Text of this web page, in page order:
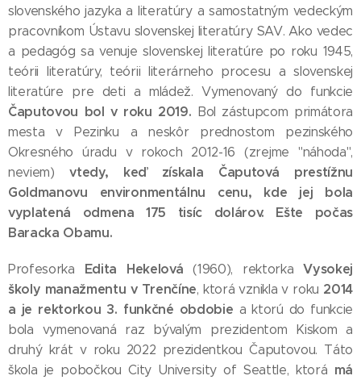
slovenského jazyka a literatúry a samostatným vedeckým
pracovníkom Ústavu slovenskej literatúry SAV. Ako vedec
a pedagóg sa venuje slovenskej literatúre po roku 1945,
teórii literatúry, teórii literárneho procesu a slovenskej
literatúre pre deti a mládež. Vymenovaný do funkcie
Čaputovou bol v roku 2019. Bol zástupcom primátora
mesta v Pezinku a neskôr prednostom pezinského
Okresného úradu v rokoch 2012-16 (zrejme "náhoda",
neviem)vtedy, keď získala Čaputová prestížnu
Goldmanovu environmentálnu cenu, kde jej bola
vyplatená odmena 175 tisíc dolárov. Ešte počas
Baracka Obamu.
Profesorka Edita Hekelová(1960), rektorka Vysokej
školy manažmentu v Trenčíne, ktorá vznikla v roku 2014
a je rektorkou 3. funkčné obdobie a ktorú do funkcie
bola vymenovaná raz bývalým prezidentom Kiskom a
druhý krát v roku 2022 prezidentkou Čaputovou. Táto
škola je pobočkou City University of Seattle, ktorá má